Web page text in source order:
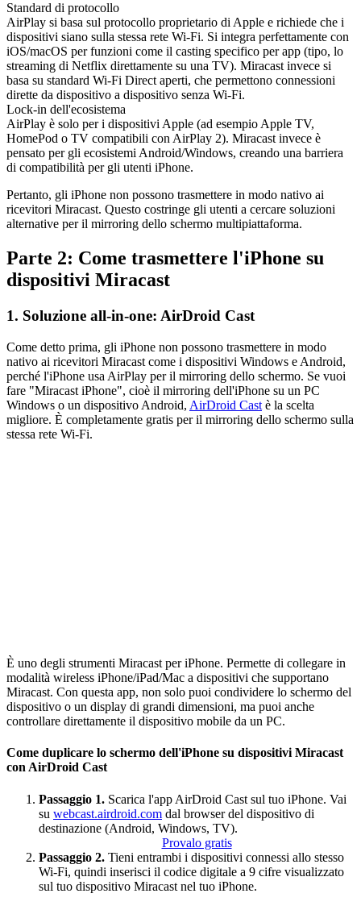
Standard di protocollo
AirPlay si basa sul protocollo proprietario di Apple e richiede che i
dispositivi siano sulla stessa rete Wi-Fi. Si integra perfettamente con
iOS/macOS per funzioni come il casting specifico per app (tipo, lo
streaming di Netflix direttamente su una TV). Miracast invece si
basa su standard Wi-Fi Direct aperti, che permettono connessioni
dirette da dispositivo a dispositivo senza Wi-Fi.
Lock-in dell'ecosistema
AirPlay è solo per i dispositivi Apple (ad esempio Apple TV,
HomePod o TV compatibili con AirPlay 2). Miracast invece è
pensato per gli ecosistemi Android/Windows, creando una barriera
di compatibilità per gli utenti iPhone.
Pertanto, gli iPhone non possono trasmettere in modo nativo ai
ricevitori Miracast. Questo costringe gli utenti a cercare soluzioni
alternative per il mirroring dello schermo multipiattaforma.
Parte 2: Come trasmettere l'iPhone su
dispositivi Miracast
1. Soluzione all-in-one: AirDroid Cast
Come detto prima, gli iPhone non possono trasmettere in modo
nativo ai ricevitori Miracast come i dispositivi Windows e Android,
perché l'iPhone usa AirPlay per il mirroring dello schermo. Se vuoi
fare "Miracast iPhone", cioè il mirroring dell'iPhone su un PC
Windows o un dispositivo Android, AirDroid Cast è la scelta
migliore. È completamente gratis per il mirroring dello schermo sulla
stessa rete Wi-Fi.
È uno degli strumenti Miracast per iPhone. Permette di collegare in
modalità wireless iPhone/iPad/Mac a dispositivi che supportano
Miracast. Con questa app, non solo puoi condividere lo schermo del
dispositivo o un display di grandi dimensioni, ma puoi anche
controllare direttamente il dispositivo mobile da un PC.
Come duplicare lo schermo dell'iPhone su dispositivi Miracast
con AirDroid Cast
Passaggio 1. Scarica l'app AirDroid Cast sul tuo iPhone. Vai
su webcast.airdroid.com dal browser del dispositivo di
destinazione (Android, Windows, TV).
Provalo gratis
Passaggio 2. Tieni entrambi i dispositivi connessi allo stesso
Wi-Fi, quindi inserisci il codice digitale a 9 cifre visualizzato
sul tuo dispositivo Miracast nel tuo iPhone.